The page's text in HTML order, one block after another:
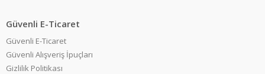
Güvenli E-Ticaret
Güvenli E-Ticaret
Güvenli Alışveriş İpuçları
Gizlilik Politikası